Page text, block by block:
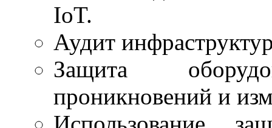
IoT.
Аудит
Защита
проникновений и